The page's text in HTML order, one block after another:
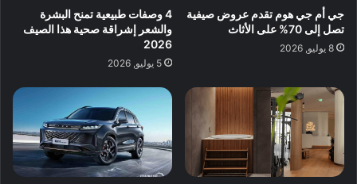
جي أم جي هوم تقدم عروض صيفية
تصل إلى 70% على الأثاث
8 يوليو, 2026
4 وصفات طبيعية تمنح البشرة
والشعر إشراقة صحية هذا الصيف
2026
5 يوليو, 2026